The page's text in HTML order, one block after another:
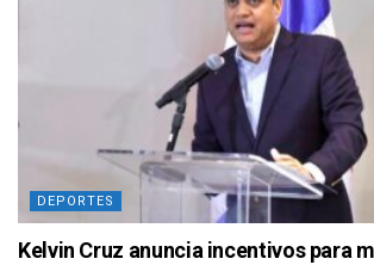
DEPORTES
Kelvin Cruz anuncia incentivos para